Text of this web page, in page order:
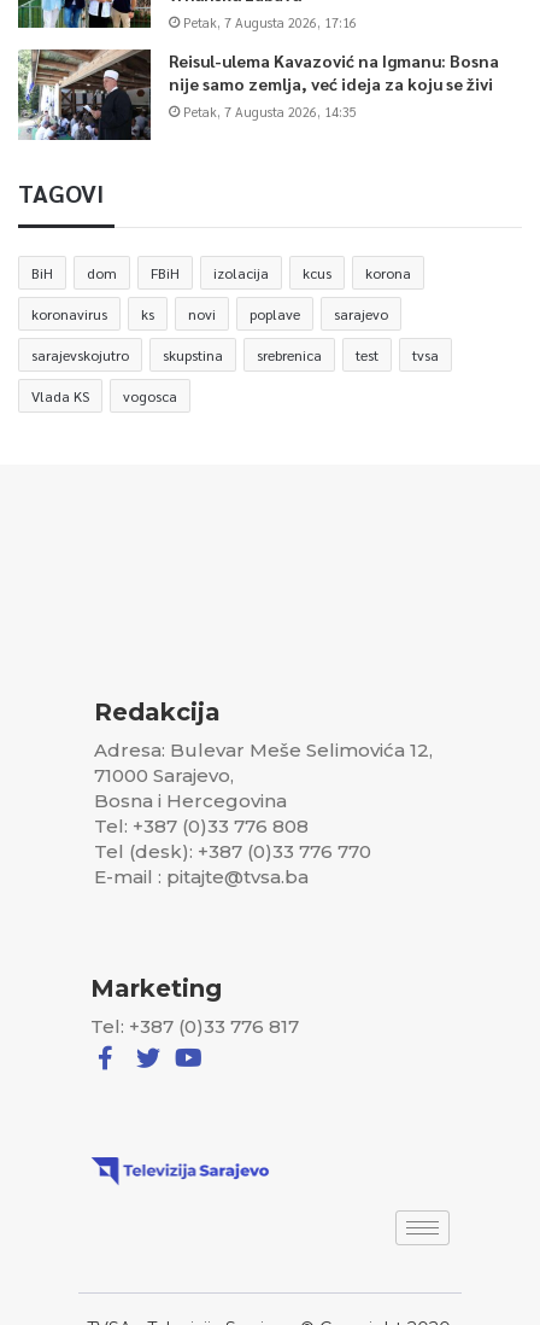
Petak, 7 Augusta 2026, 17:16
Reisul-ulema Kavazović na Igmanu: Bosna
nije samo zemlja, već ideja za koju se živi
Petak, 7 Augusta 2026, 14:35
TAGOVI
BiH dom FBiH izolacija kcus korona
koronavirus ks novi poplave sarajevo
sarajevskojutro skupstina srebrenica test tvsa
Vlada KS vogosca
Redakcija
Adresa: Bulevar Meše Selimovića 12,
71000 Sarajevo,
Bosna i Hercegovina
Tel: +387 (0)33 776 808
Tel (desk): +387 (0)33 776 770
E-mail : pitajte@tvsa.ba
Marketing
Tel: +387 (0)33 776 817